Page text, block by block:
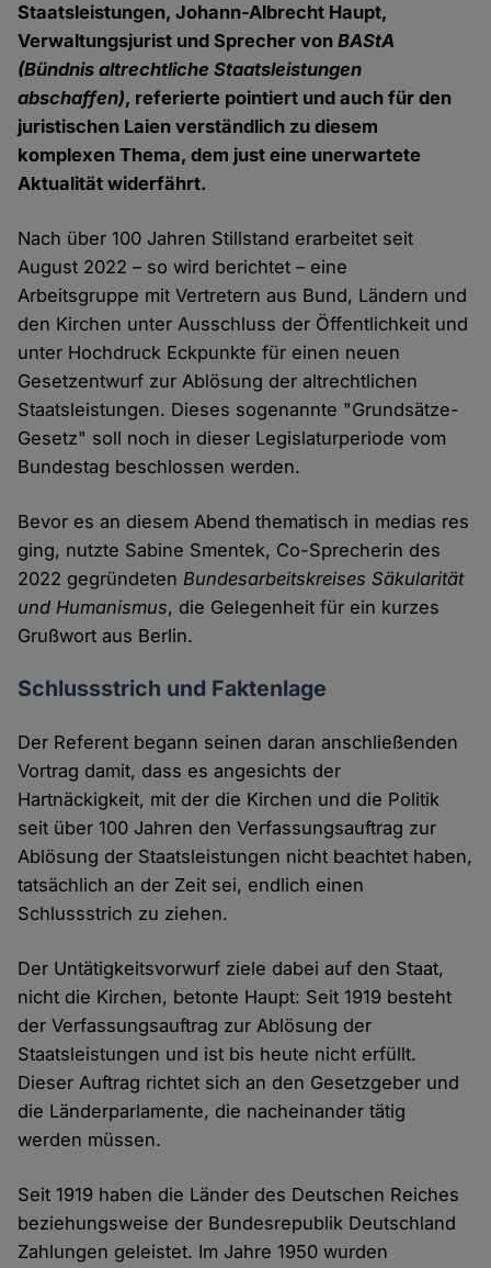
Staatsleistungen, Johann-Albrecht Haupt,
Verwaltungsjurist und Sprecher vonBAStA
(Bündnis altrechtliche Staatsleistungen
abschaffen), referierte pointiert und auch für den
juristischen Laien verständlich zu diesem
komplexen Thema, dem just eine unerwartete
Aktualität widerfährt.
Nach über 100 Jahren Stillstand erarbeitet seit
August 2022 – so wird berichtet – eine
Arbeitsgruppe mit Vertretern aus Bund, Ländern und
den Kirchen unter Ausschluss der Öffentlichkeit und
unter Hochdruck Eckpunkte für einen neuen
Gesetzentwurf zur Ablösung der altrechtlichen
Staatsleistungen. Dieses sogenannte "Grundsätze-
Gesetz" soll noch in dieser Legislaturperiode vom
Bundestag beschlossen werden.
Bevor es an diesem Abend thematisch in medias res
ging, nutzte Sabine Smentek, Co-Sprecherin des
2022 gegründetenBundesarbeitskreises Säkularität
und Humanismus, die Gelegenheit für ein kurzes
Grußwort aus Berlin.
Schlussstrich und Faktenlage
Der Referent begann seinen daran anschließenden
Vortrag damit, dass es angesichts der
Hartnäckigkeit, mit der die Kirchen und die Politik
seit über 100 Jahren den Verfassungsauftrag zur
Ablösung der Staatsleistungen nicht beachtet haben,
tatsächlich an der Zeit sei, endlich einen
Schlussstrich zu ziehen.
Der Untätigkeitsvorwurf ziele dabei auf den Staat,
nicht die Kirchen, betonte Haupt: Seit 1919 besteht
der Verfassungsauftrag zur Ablösung der
Staatsleistungen und ist bis heute nicht erfüllt.
Dieser Auftrag richtet sich an den Gesetzgeber und
die Länderparlamente, die nacheinander tätig
werden müssen.
Seit 1919 haben die Länder des Deutschen Reiches
beziehungsweise der Bundesrepublik Deutschland
Zahlungen geleistet. Im Jahre 1950 wurden